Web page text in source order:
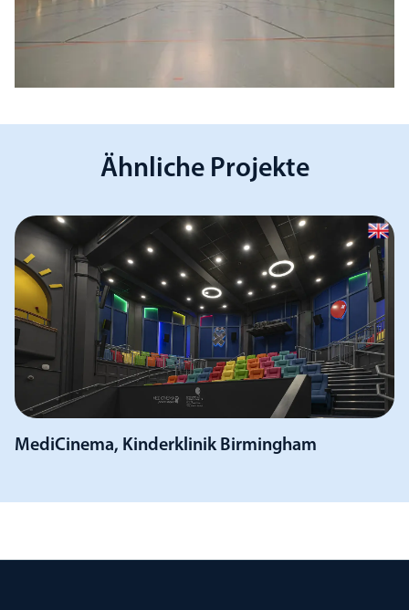
Ähnliche Projekte
MediCinema, Kinderklinik Birmingham